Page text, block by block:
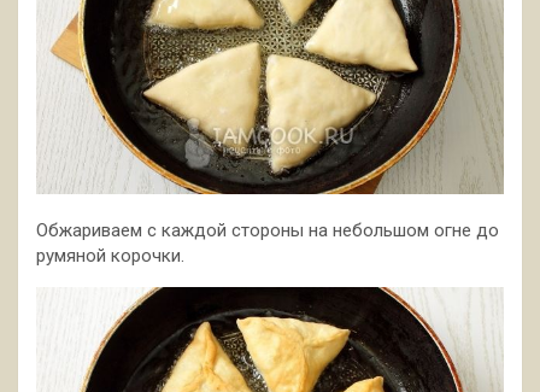
Обжариваем с каждой стороны на небольшом огне до
румяной корочки.